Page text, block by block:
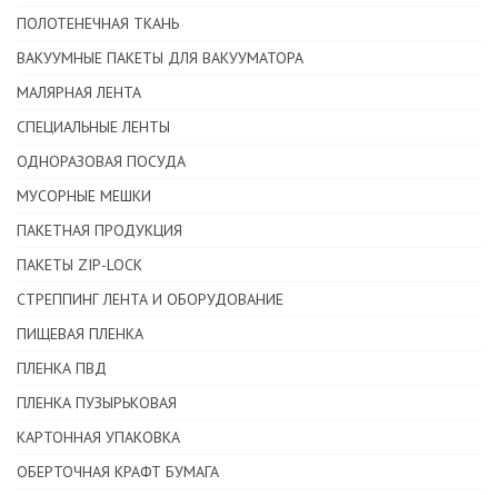
ПОЛОТЕНЕЧНАЯ ТКАНЬ
ВАКУУМНЫЕ ПАКЕТЫ ДЛЯ ВАКУУМАТОРА
МАЛЯРНАЯ ЛЕНТА
CПЕЦИАЛЬНЫЕ ЛЕНТЫ
ОДНОРАЗОВАЯ ПОСУДА
МУСОРНЫЕ МЕШКИ
ПАКЕТНАЯ ПРОДУКЦИЯ
ПАКЕТЫ ZIP-LOCK
СТРЕППИНГ ЛЕНТА И ОБОРУДОВАНИЕ
ПИЩЕВАЯ ПЛЕНКА
ПЛЕНКА ПВД
ПЛЕНКА ПУЗЫРЬКОВАЯ
КАРТОННАЯ УПАКОВКА
ОБЕРТОЧНАЯ КРАФТ БУМАГА